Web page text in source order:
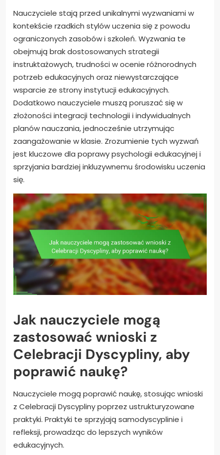
Nauczyciele stają przed unikalnymi wyzwaniami w
kontekście rzadkich stylów uczenia się z powodu
ograniczonych zasobów i szkoleń. Wyzwania te
obejmują brak dostosowanych strategii
instruktażowych, trudności w ocenie różnorodnych
potrzeb edukacyjnych oraz niewystarczające
wsparcie ze strony instytucji edukacyjnych.
Dodatkowo nauczyciele muszą poruszać się w
złożoności integracji technologii i indywidualnych
planów nauczania, jednocześnie utrzymując
zaangażowanie w klasie. Zrozumienie tych wyzwań
jest kluczowe dla poprawy psychologii edukacyjnej i
sprzyjania bardziej inkluzywnemu środowisku uczenia
się.
Jak nauczyciele mogą
zastosować wnioski z
Celebracji Dyscypliny, aby
poprawić naukę?
Nauczyciele mogą poprawić naukę, stosując wnioski
z Celebracji Dyscypliny poprzez ustrukturyzowane
praktyki. Praktyki te sprzyjają samodyscyplinie i
refleksji, prowadząc do lepszych wyników
edukacyjnych.